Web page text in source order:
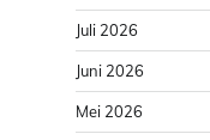
Juli 2026
Juni 2026
Mei 2026